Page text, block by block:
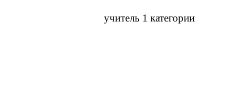
учитель 1 категории